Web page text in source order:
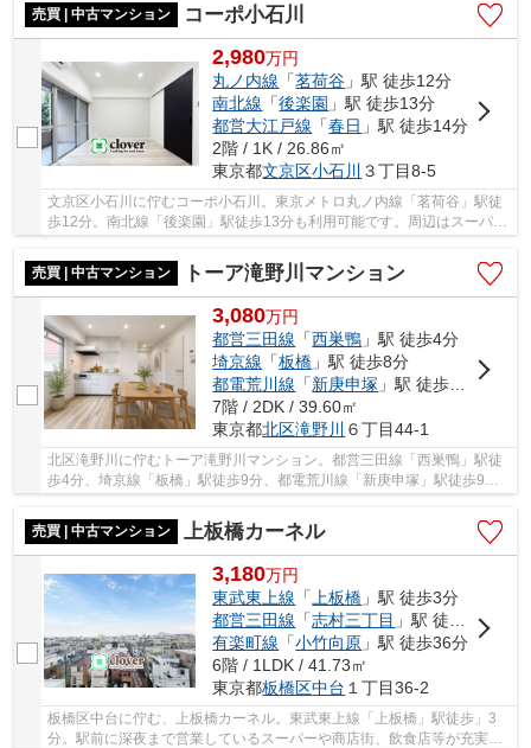
売買 | 中古マンション
コーポ小石川
2,980万円
丸ノ内線 「茗荷谷 」駅 徒歩12分
南北線 「後楽園 」駅 徒歩13分
都営大江戸線 「春日 」駅 徒歩14分
2階 / 1K / 26.86㎡
東京都文京区小石川 ３丁目8-5
文京区小石川に佇むコーポ小石川。東京メトロ丸ノ内線「茗荷谷」駅徒
歩12分。南北線「後楽園」駅徒歩13分も利用可能です。周辺はスーパ
売買 | 中古マンション
トーア滝野川マンション
3,080万円
都営三田線 「西巣鴨 」駅 徒歩4分
埼京線 「板橋 」駅 徒歩8分
都電荒川線 「新庚申塚 」駅 徒歩10分
7階 / 2DK / 39.60㎡
東京都北区滝野川 ６丁目44-1
北区滝野川に佇むトーア滝野川マンション。都営三田線「西巣鴨」駅徒
歩4分、埼京線「板橋」駅徒歩9分、都電荒川線「新庚申塚」駅徒歩9分
売買 | 中古マンション
上板橋カーネル
3,180万円
東武東上線 「 上板橋 」駅 徒歩3分
都営三田線 「志村三丁目 」駅 徒歩24分
有楽町線 「小竹向原 」駅 徒歩36分
6階 / 1LDK / 41.73㎡
東京都板橋区中台 １丁目36-2
板橋区中台に佇む、上板橋カーネル。東武東上線「上板橋」駅徒歩」3
分。駅前に深夜まで営業しているスーパーや商店街、飲食店等が充実し